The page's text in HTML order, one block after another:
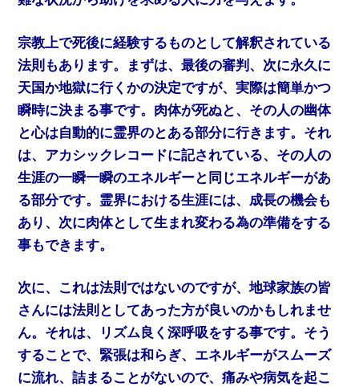
宗教上で死後に経験するものとして解釈されている
法則もあります。まずは、最後の審判、次に永久に
天国か地獄に行くかの決定ですが、実際は簡単かつ
瞬時に決まる事です。肉体が死ぬと、その人の幽体
と心は自動的に霊界のとある部分に行きます。それ
は、アカシックレコードに記されている、その人の
生涯の一瞬一瞬のエネルギーと同じエネルギーがあ
る部分です。霊界における生涯には、成長の機会も
あり、次に肉体として生まれ変わる為の準備をする
事もできます。
次に、これは法則ではないのですが、地球家族の皆
さんには法則としてあった方が良いのかもしれませ
ん。それは、リズム良く深呼吸をする事です。そう
することで、緊張は和らぎ、エネルギーがスムーズ
に流れ、詰まることがないので、痛みや病気を起こ